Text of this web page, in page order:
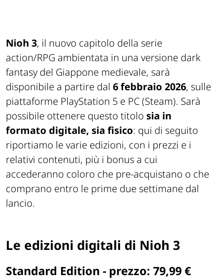
Nioh 3, il nuovo capitolo della serie
action/RPG ambientata in una versione dark
fantasy del Giappone medievale, sarà
disponibile a partire dal 6 febbraio 2026, sulle
piattaforme PlayStation 5 e PC (Steam). Sarà
possibile ottenere questo titolo sia in
formato digitale, sia fisico: qui di seguito
riportiamo le varie edizioni, con i prezzi e i
relativi contenuti, più i bonus a cui
accederanno coloro che pre-acquistano o che
comprano entro le prime due settimane dal
lancio.
Le edizioni digitali di Nioh 3
Standard Edition - prezzo: 79,99 €